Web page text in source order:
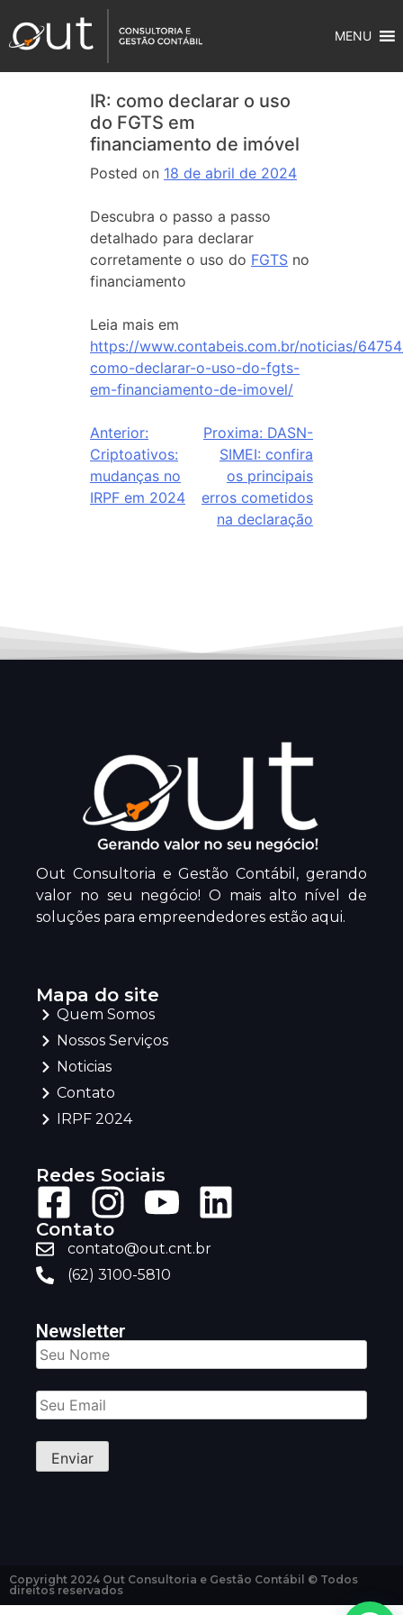
MENU
IR: como declarar o uso
do FGTS em
financiamento de imóvel
Posted on 18 de abril de 2024
Descubra o passo a passo
detalhado para declarar
corretamente o uso do FGTS no
financiamento
Leia mais em
https://www.contabeis.com.br/noticias/
como-declarar-o-uso-do-fgts-
em-financiamento-de-imovel/
Anterior:
Criptoativos:
mudanças no
IRPF em 2024
Proxima: DASN-
SIMEI: confira
os principais
erros cometidos
na declaração
Out Consultoria e Gestão Contábil, gerando
valor no seu negócio! O mais alto nível de
soluções para empreendedores estão aqui.
Mapa do site
Quem Somos
Nossos Serviços
Noticias
Contato
IRPF 2024
Redes Sociais
Contato
contato@out.cnt.br
(62) 3100-5810
Newsletter
Copyright 2024 Out Consultoria e Gestão Contábil © Todos
direitos reservados